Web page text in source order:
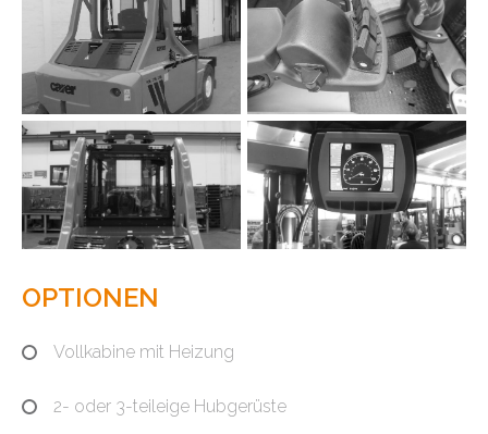
OPTIONEN
Vollkabine mit Heizung
2- oder 3-teileige Hubgerüste